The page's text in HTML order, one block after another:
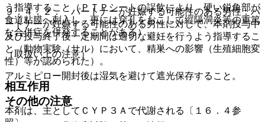
う指導すること（ＰＴＰシートの誤飲により、硬い鋭角部が
食道粘膜へ刺入し、更には穿孔をおこして縦隔洞炎等の重篤
な合併症を併発することがある）。
（取扱い上の注意）
アルミピロー開封後は湿気を避けて遮光保存すること。
その他の注意
９．４．２． パートナーが妊娠する可能性のある男性：パ
ートナーが妊娠する可能性のある男性に対して、本剤投与中
及び投与終了後一定期間は適切な避妊を行うよう指導するこ
と（動物実験（サル）において、精巣への影響（生殖細胞変
性）等が認められた）。
相互作用
本剤は、主としてＣＹＰ３Ａで代謝される〔１６．４参